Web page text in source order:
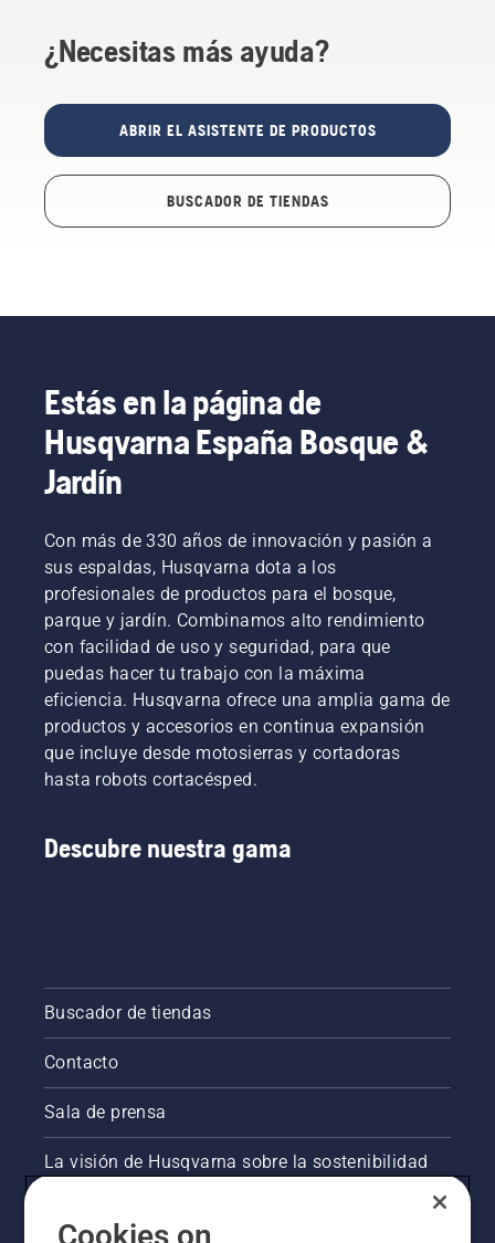
¿Necesitas más ayuda?
ABRIR EL ASISTENTE DE PRODUCTOS
BUSCADOR DE TIENDAS
Estás en la página de
Husqvarna España Bosque &
Jardín
Con más de 330 años de innovación y pasión a
sus espaldas, Husqvarna dota a los
profesionales de productos para el bosque,
parque y jardín. Combinamos alto rendimiento
con facilidad de uso y seguridad, para que
puedas hacer tu trabajo con la máxima
eficiencia. Husqvarna ofrece una amplia gama de
productos y accesorios en continua expansión
que incluye desde motosierras y cortadoras
hasta robots cortacésped.
Descubre nuestra gama
Buscador de tiendas
Contacto
Sala de prensa
La visión de Husqvarna sobre la sostenibilidad